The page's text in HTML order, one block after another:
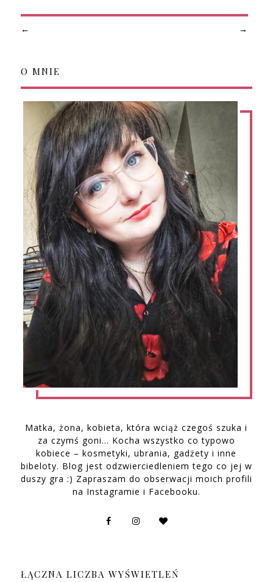
← →
O MNIE
Matka, żona, kobieta, która wciąż czegoś szuka i
za czymś goni… Kocha wszystko co typowo
kobiece – kosmetyki, ubrania, gadżety i inne
bibeloty. Blog jest odzwierciedleniem tego co jej w
duszy gra :) Zapraszam do obserwacji moich profili
na Instagramie i Facebooku.
ŁĄCZNA LICZBA WYŚWIETLEŃ